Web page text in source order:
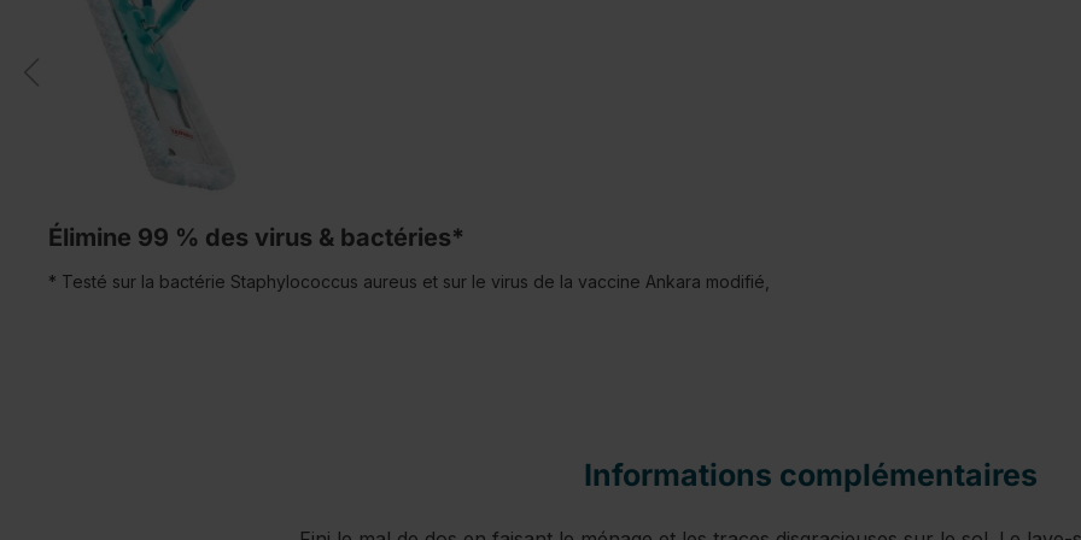
Élimine 99 % des virus & bactéries*
* Testé sur la bactérie Staphylococcus aureus et sur le virus de la vaccine Ankara modifié,
Informations complémentaires